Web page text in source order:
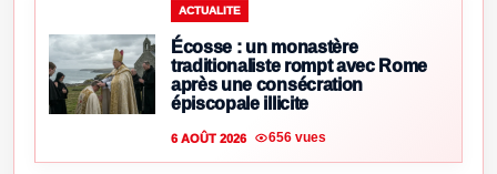
ACTUALITE
Écosse : un monastère
traditionaliste rompt avec Rome
après une consécration
épiscopale illicite
6 AOÛT 2026 656 vues